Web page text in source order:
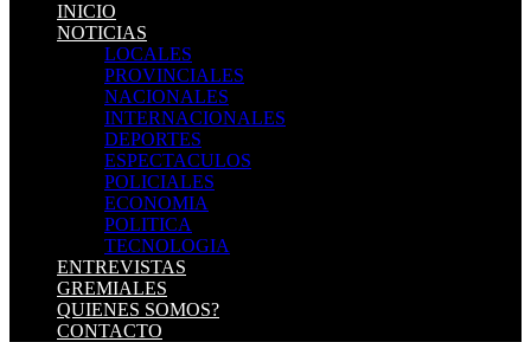
INICIO
NOTICIAS
LOCALES
PROVINCIALES
NACIONALES
INTERNACIONALES
DEPORTES
ESPECTACULOS
POLICIALES
ECONOMIA
POLITICA
TECNOLOGIA
ENTREVISTAS
GREMIALES
QUIENES SOMOS?
CONTACTO